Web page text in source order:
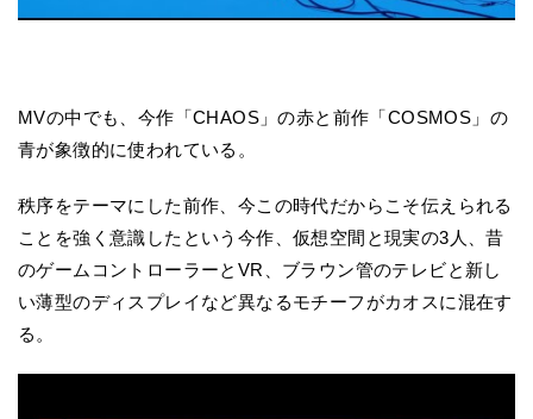
MVの中でも、今作「CHAOS」の赤と前作「COSMOS」の
青が象徴的に使われている。
秩序をテーマにした前作、今この時代だからこそ伝えられる
ことを強く意識したという今作、仮想空間と現実の3人、昔
のゲームコントローラーとVR、ブラウン管のテレビと新し
い薄型のディスプレイなど異なるモチーフがカオスに混在す
る。